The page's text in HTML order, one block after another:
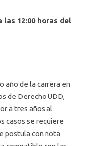
las 12:00 horas del
año de la carrera en
de Derecho UDD,
a tres años al
casos se requiere
postula con nota